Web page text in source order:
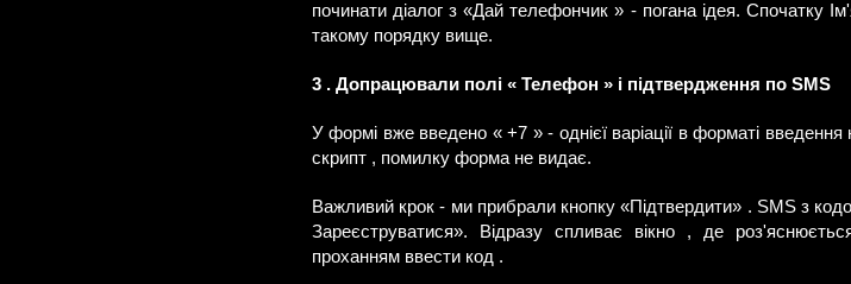
починати діалог з «Дай телефончик » - погана ідея. Спочатку
такому порядку вище.
3 . Допрацювали полі « Телефон » і підтвердження по SMS
У формі вже введено « +7 » - однієї варіації в форматі
скрипт , помилку форма не видає.
Важливий крок - ми прибрали кнопку «Підтвердити» . SMS з
Зареєструватися». Відразу спливає вікно , де
проханням ввести код .